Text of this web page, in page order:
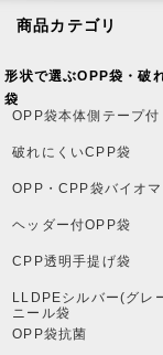
商品カテゴリ
形状で選ぶOPP袋・破
袋
OPP袋本体側テープ付
破れにくいCPP袋
OPP・CPP袋バイオマ
ヘッダー付OPP袋
CPP透明手提げ袋
LLDPEシルバー(グレ
ニール袋
OPP袋抗菌